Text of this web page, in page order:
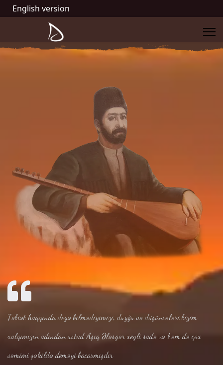
English version
Təbiət haqqında deyə bilmədiyimizi, duyğu və düşüncələri bizim
xalqımızın adından ustad Aşıq Ələsgər xeyli sadə və həm də çox
səmimi şəkildə deməyi bacarmışdır